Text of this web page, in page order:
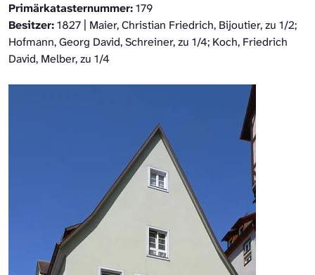
Primärkatasternummer:179
Besitzer:1827 | Maier, Christian Friedrich, Bijoutier, zu 1/2;
Hofmann, Georg David, Schreiner, zu 1/4; Koch, Friedrich
David, Melber, zu 1/4